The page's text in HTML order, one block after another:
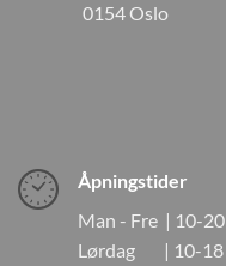
0154 Oslo
Åpningstider
Man - Fre | 10-20
Lørdag | 10-18